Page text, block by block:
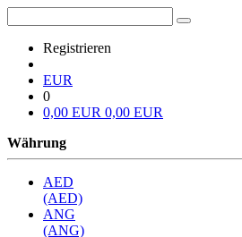
Registrieren
EUR
0
0,00 EUR 0,00 EUR
Währung
AED
(AED)
ANG
(ANG)